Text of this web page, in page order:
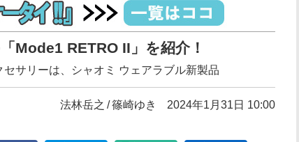
RETRO II」を紹介！
サリーは、シャオミ ウェアラブル新製品
法林岳之 篠崎ゆき 2024年1月31日 10:00